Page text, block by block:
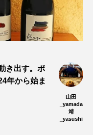
き出す。ポ
年から始ま
山田
_yamada
靖
_yasushi